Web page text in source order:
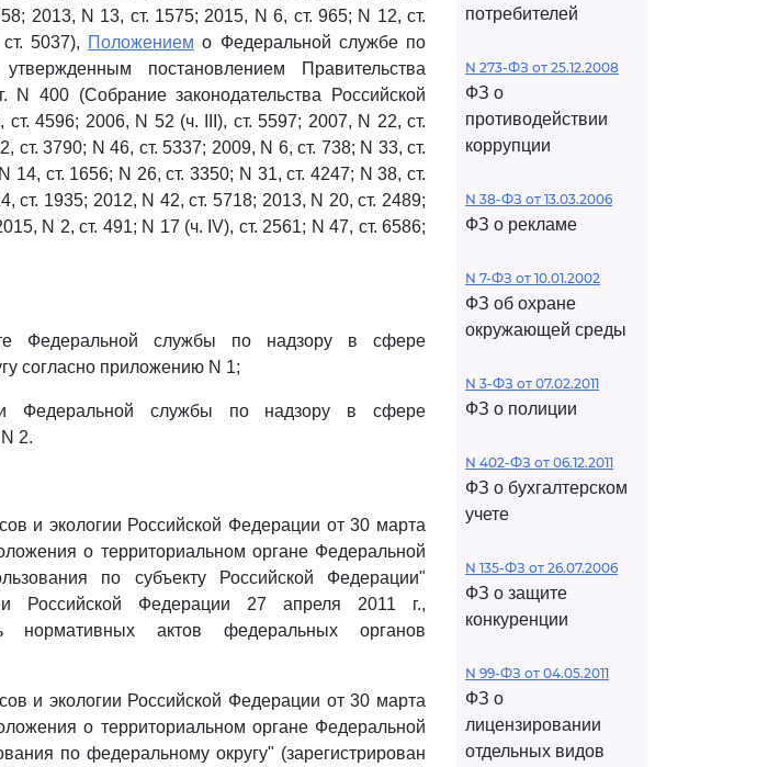
2013, N 13, ст. 1575; 2015, N 6, ст. 965; N 12, ст.
5037), Положением о Федеральной службе по
постановлением Правительства
400 (Собрание законодательства Российской
4596; 2006, N 52 (ч. III), ст. 5597; 2007, N 22, ст.
ст. 3790; N 46, ст. 5337; 2009, N 6, ст. 738; N 33, ст.
14, ст. 1656; N 26, ст. 3350; N 31, ст. 4247; N 38, ст.
ст. 1935; 2012, N 42, ст. 5718; 2013, N 20, ст. 2489;
N 2, ст. 491; N 17 (ч. IV), ст. 2561; N 47, ст. 6586;
Федеральной службы по надзору в сфере
согласно приложению N 1;
Федеральной службы по надзору в сфере
2.
и экологии Российской Федерации от 30 марта
о территориальном органе Федеральной
по субъекту Российской Федерации"
Российской Федерации 27 апреля 2011 г.,
нормативных актов федеральных органов
и экологии Российской Федерации от 30 марта
о территориальном органе Федеральной
по федеральному округу" (зарегистрирован
потребителей
N 273-ФЗ от 25.12.2008
ФЗ о
противодействии
коррупции
N 38-ФЗ от 13.03.2006
ФЗ о рекламе
N 7-ФЗ от 10.01.2002
ФЗ об охране
окружающей среды
N 3-ФЗ от 07.02.2011
ФЗ о полиции
N 402-ФЗ от 06.12.2011
ФЗ о бухгалтерском
учете
N 135-ФЗ от 26.07.2006
ФЗ о защите
конкуренции
N 99-ФЗ от 04.05.2011
ФЗ о
лицензировании
отдельных видов